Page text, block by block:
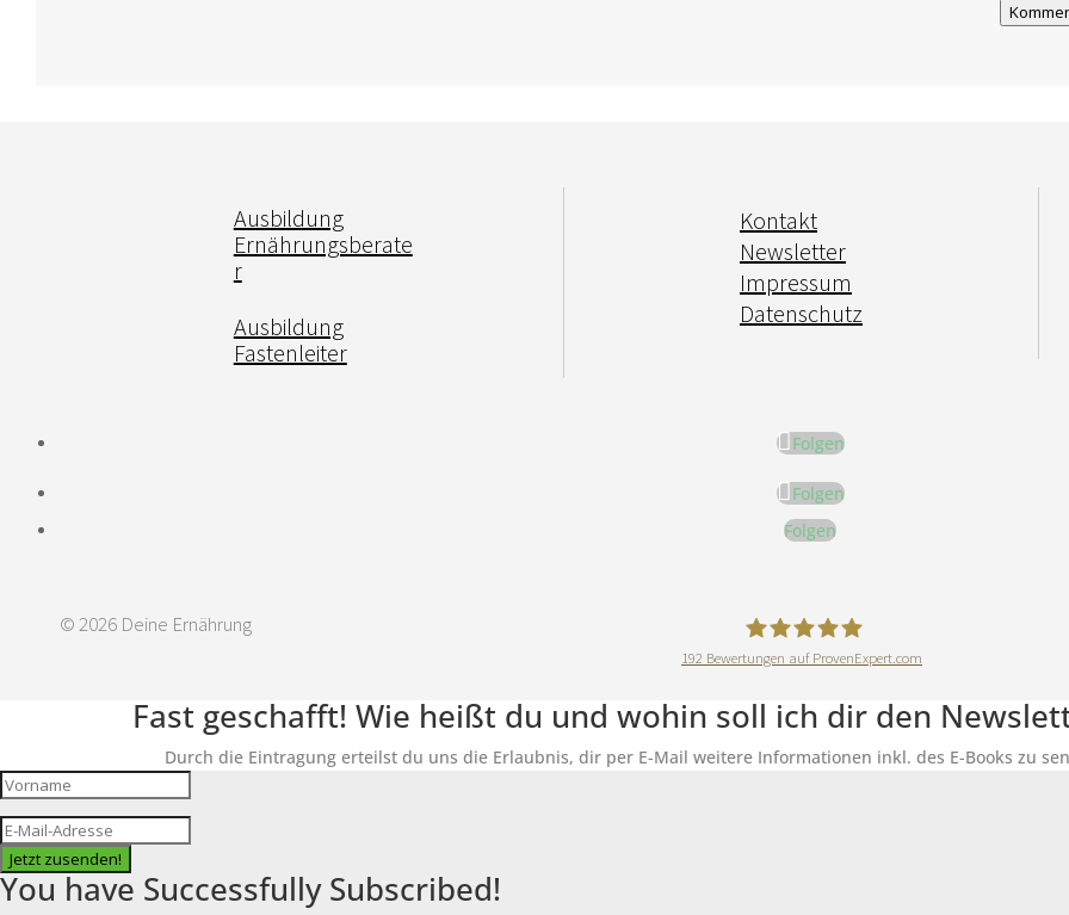
Ausbildung
Ernährungsberate
r
Ausbildung
Fastenleiter
Kontakt
Newsletter
Impressum
Datenschutz
Folgen
Folgen
Folgen
© 2026 Deine Ernährung
DeineErnährungAkademie
192 Bewertungen auf ProvenExpert.com
Fast geschafft! Wie heißt du und wohin soll ich dir den
Durch die Eintragung erteilst du uns die Erlaubnis, dir per E-Mail weitere Informationen inkl. des E-Books zu
Jetzt zusenden!
You have Successfully Subscribed!